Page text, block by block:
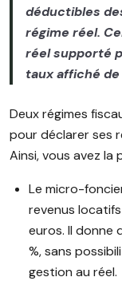
déductibles
régime réel.
réel supporté
taux affiché de
Deux régimes
pour déclarer ses
Ainsi, vous avez
Le micro-
revenus
euros. Il
%, sans
gestion au réel.